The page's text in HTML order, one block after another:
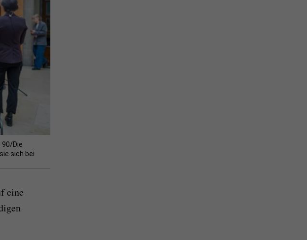
90/Die
sich bei
eine